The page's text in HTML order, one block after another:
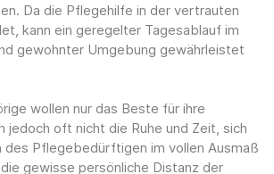
Da die Pflegehilfe in der vertrauten
kann ein geregelter Tagesablauf im
gewohnter Umgebung gewährleistet
wollen nur das Beste für ihre
jedoch oft nicht die Ruhe und Zeit, sich
des Pflegebedürftigen im vollen Ausmaß
gewisse persönliche Distanz der